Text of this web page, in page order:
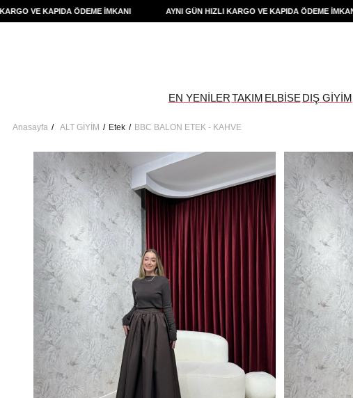
VE KAPIDA ÖDEME İMKANI AYNI GÜN HIZLI KARGO VE KAPIDA ÖDEME İMKANI
EN YENİLERTAKIM ELBİSE DIŞ GİYİM
Anasayfa ALT GİYİM Etek BBC BALON ETEK - KAHVE